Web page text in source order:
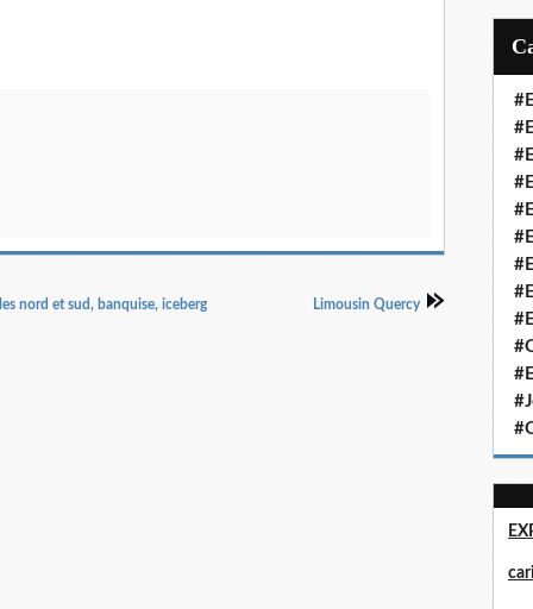
nord et sud, banquise, iceberg Limousin Quercy